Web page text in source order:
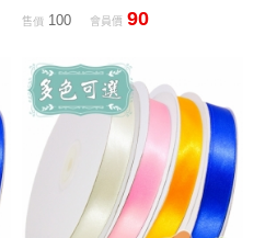
售價 100 會員價 90